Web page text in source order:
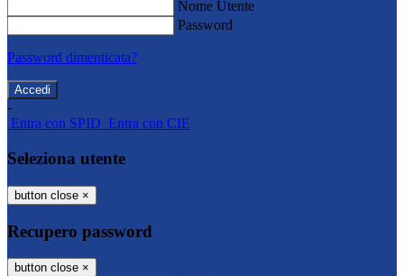
Nome Utente
Password
Password dimenticata?
-
Entra con SPID Entra con CIE
Seleziona utente
button close ×
Recupero password
button close ×